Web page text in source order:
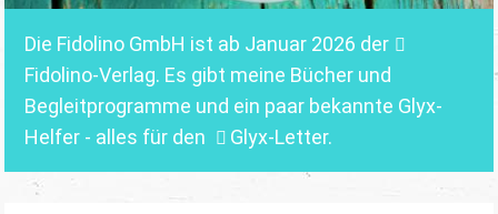
Die Fidolino GmbH ist ab Januar 2026 der
Fidolino-Verlag. Es gibt meine Bücher und
Begleitprogramme und ein paar bekannte Glyx-
Helfer - alles für den
Glyx-Letter.